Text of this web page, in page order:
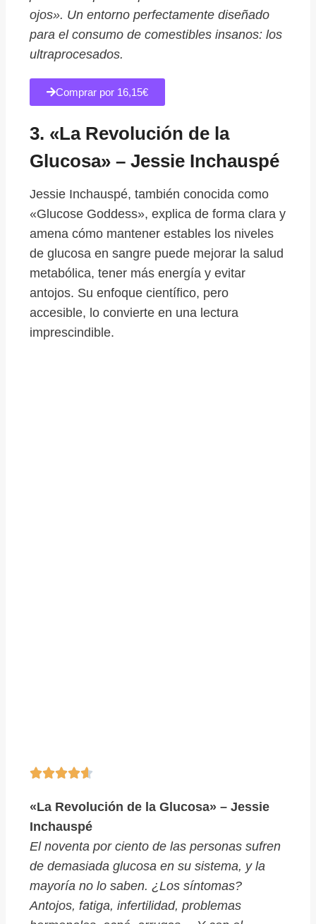
ojos». Un entorno perfectamente diseñado
para el consumo de comestibles insanos: los
ultraprocesados.
Comprar por 16,15€
3. «La Revolución de la
Glucosa» – Jessie Inchauspé
Jessie Inchauspé, también conocida como
«Glucose Goddess», explica de forma clara y
amena cómo mantener estables los niveles
de glucosa en sangre puede mejorar la salud
metabólica, tener más energía y evitar
antojos. Su enfoque científico, pero
accesible, lo convierte en una lectura
imprescindible.

«La Revolución de la Glucosa» – Jessie
Inchauspé
El noventa por ciento de las personas sufren
de demasiada glucosa en su sistema, y la
mayoría no lo saben. ¿Los síntomas?
Antojos, fatiga, infertilidad, problemas